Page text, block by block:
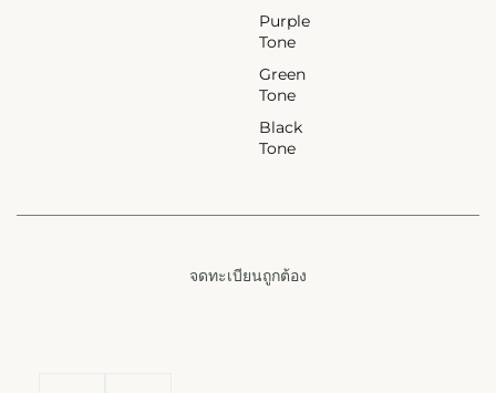
Purple
Tone
Green
Tone
Black
Tone
จดทะเบียนถูกต้อง